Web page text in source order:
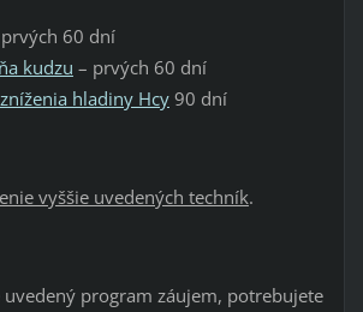
60 dní
kudzu – prvých 60 dní
hladiny Hcy90 dní
vyššie uvedených techník.
uvedený program záujem, potrebujete